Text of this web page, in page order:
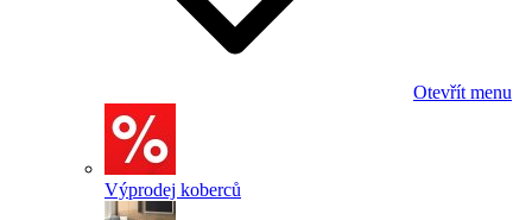
Otevřít menu
Výprodej koberců